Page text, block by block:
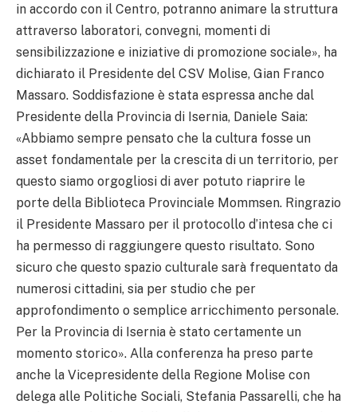
in accordo con il Centro, potranno animare la struttura
attraverso laboratori, convegni, momenti di
sensibilizzazione e iniziative di promozione sociale», ha
dichiarato il Presidente del CSV Molise, Gian Franco
Massaro. Soddisfazione è stata espressa anche dal
Presidente della Provincia di Isernia, Daniele Saia:
«Abbiamo sempre pensato che la cultura fosse un
asset fondamentale per la crescita di un territorio, per
questo siamo orgogliosi di aver potuto riaprire le
porte della Biblioteca Provinciale Mommsen. Ringrazio
il Presidente Massaro per il protocollo d’intesa che ci
ha permesso di raggiungere questo risultato. Sono
sicuro che questo spazio culturale sarà frequentato da
numerosi cittadini, sia per studio che per
approfondimento o semplice arricchimento personale.
Per la Provincia di Isernia è stato certamente un
momento storico». Alla conferenza ha preso parte
anche la Vicepresidente della Regione Molise con
delega alle Politiche Sociali, Stefania Passarelli, che ha